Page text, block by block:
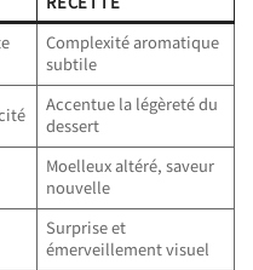
Complexité aromatique
subtile
Accentue la légèreté du
dessert
Moelleux altéré, saveur
nouvelle
Surprise et
émerveillement visuel